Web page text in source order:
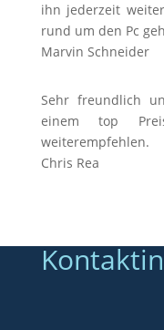
ihn jederzeit
rund um den Pc
Marvin Schneider
Sehr freundlich
einem top
weiterempfehlen.
Chris Rea